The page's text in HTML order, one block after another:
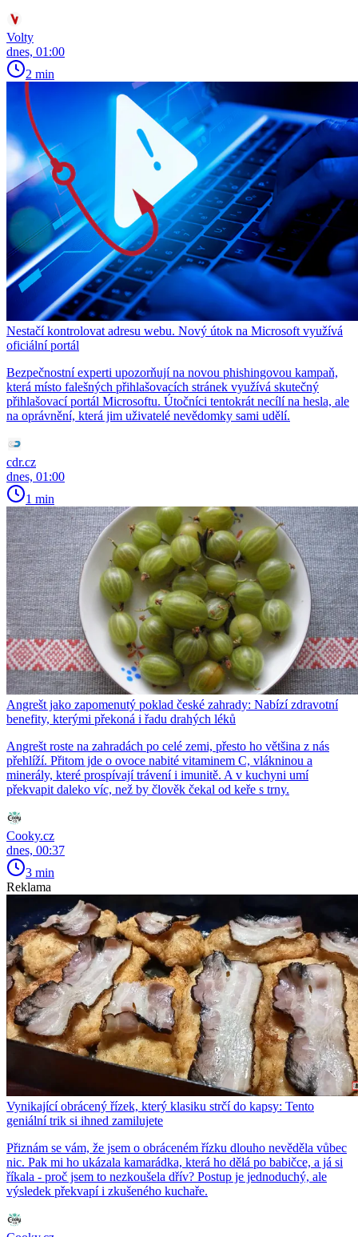
Volty
dnes, 01:00
2 min
Nestačí kontrolovat adresu webu. Nový útok na Microsoft využívá
oficiální portál
Bezpečnostní experti upozorňují na novou phishingovou kampaň,
která místo falešných přihlašovacích stránek využívá skutečný
přihlašovací portál Microsoftu. Útočníci tentokrát necílí na hesla, ale
na oprávnění, která jim uživatelé nevědomky sami udělí.
cdr.cz
dnes, 01:00
1 min
Angrešt jako zapomenutý poklad české zahrady: Nabízí zdravotní
benefity, kterými překoná i řadu drahých léků
Angrešt roste na zahradách po celé zemi, přesto ho většina z nás
přehlíží. Přitom jde o ovoce nabité vitaminem C, vlákninou a
minerály, které prospívají trávení i imunitě. A v kuchyni umí
překvapit daleko víc, než by člověk čekal od keře s trny.
Cooky.cz
dnes, 00:37
3 min
Reklama
Vynikající obrácený řízek, který klasiku strčí do kapsy: Tento
geniální trik si ihned zamilujete
Přiznám se vám, že jsem o obráceném řízku dlouho nevěděla vůbec
nic. Pak mi ho ukázala kamarádka, která ho dělá po babičce, a já si
říkala - proč jsem to nezkoušela dřív? Postup je jednoduchý, ale
výsledek překvapí i zkušeného kuchaře.